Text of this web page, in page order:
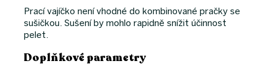
Prací vajíčko není vhodné do kombinované pračky se
sušičkou. Sušení by mohlo rapidně snížit účinnost
pelet.
Doplňkové parametry